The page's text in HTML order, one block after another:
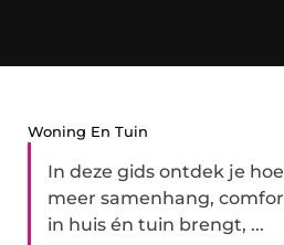
Woning En Tuin
In deze gids ontdek je
meer samenhang,
in huis én tuin brengt, ...